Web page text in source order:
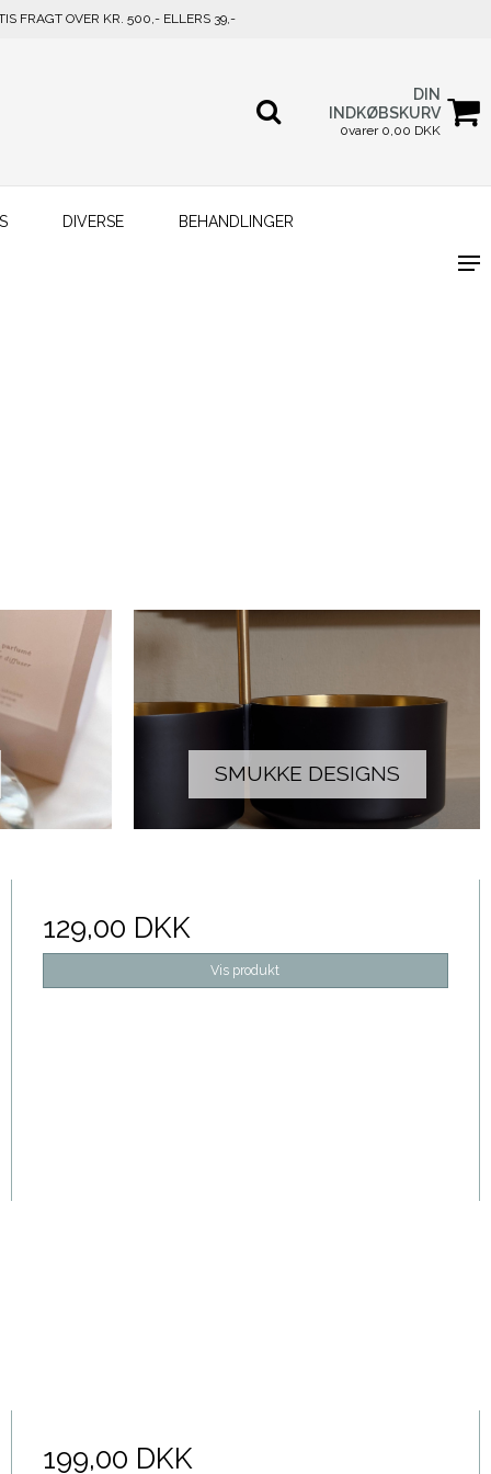
FRAGT OVER KR. 500,- ELLERS 39,-
DIN
INDKØBSKURV
0varer 0,00 DKK
DIVERSE BEHANDLINGER
SMUKKE DESIGNS
129,00 DKK
Vis produkt
199,00 DKK